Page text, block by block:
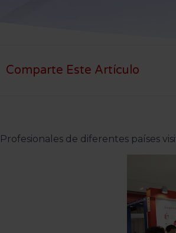
Comparte Este Artículo
Profesionales de diferentes países